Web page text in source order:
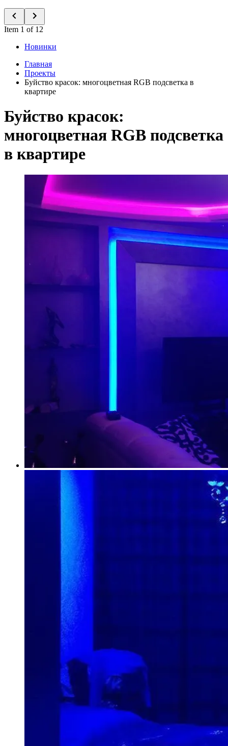
Item 1 of 12
Новинки
Главная
Проекты
Буйство красок: многоцветная RGB подсветка в
квартире
Буйство красок:
многоцветная RGB подсветка
в квартире